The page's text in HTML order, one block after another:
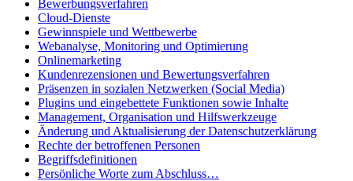
Bewerbungsverfahren
Cloud-Dienste
Gewinnspiele und Wettbewerbe
Webanalyse, Monitoring und Optimierung
Onlinemarketing
Kundenrezensionen und Bewertungsverfahren
Präsenzen in sozialen Netzwerken (Social Media)
Plugins und eingebettete Funktionen sowie Inhalte
Management, Organisation und Hilfswerkzeuge
Änderung und Aktualisierung der Datenschutzerklärung
Rechte der betroffenen Personen
Begriffsdefinitionen
Persönliche Worte zum Abschluss…